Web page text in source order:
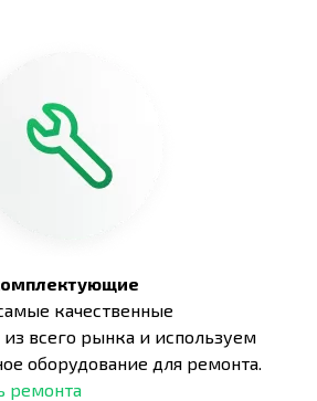
качественные
всего рынка и используем
оборудование для ремонта.
ремонта